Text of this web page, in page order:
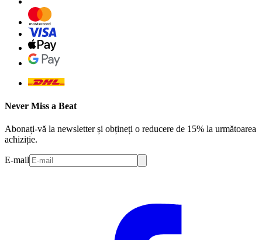
Never Miss a Beat
Abonați-vă la newsletter și obțineți o reducere de 15% la următoarea
achiziție.
E-mail